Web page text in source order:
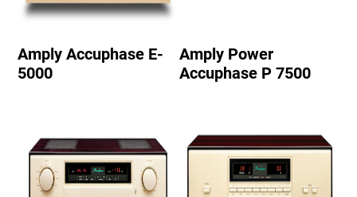
Amply Accuphase E-
5000
Amply Power
Accuphase P 7500